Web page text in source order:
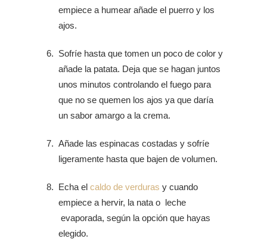
empiece a humear añade el puerro y los
ajos.
Sofríe hasta que tomen un poco de color y
añade la patata. Deja que se hagan juntos
unos minutos controlando el fuego para
que no se quemen los ajos ya que daría
un sabor amargo a la crema.
Añade las espinacas costadas y sofríe
ligeramente hasta que bajen de volumen.
Echa el caldo de verduras y cuando
empiece a hervir, la nata o leche
evaporada, según la opción que hayas
elegido.